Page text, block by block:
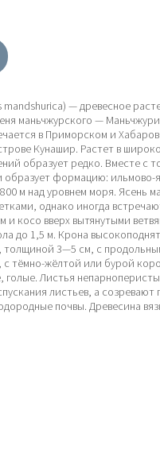
mandshurica) — древесное
маньчжурского —
в Приморском и
Кунашир. Растет в
образует редко. Вместе с
образует формацию: ильмово-
м над уровнем моря. Ясень
однако иногда
косо вверх вытянутыми
до 1,5 м. Крона
толщиной 3—5 см, с
тёмно-жёлтой или бурой
Листья
листьев, а созревают
почвы. Древесина